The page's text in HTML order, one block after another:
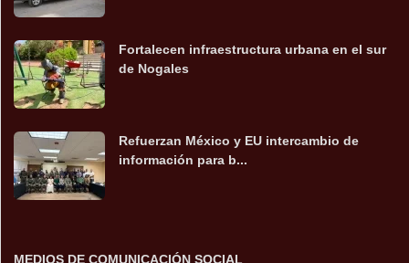
Fortalecen infraestructura urbana en el sur
de Nogales
Refuerzan México y EU intercambio de
información para b...
MEDIOS DE COMUNICACIÓN SOCIAL